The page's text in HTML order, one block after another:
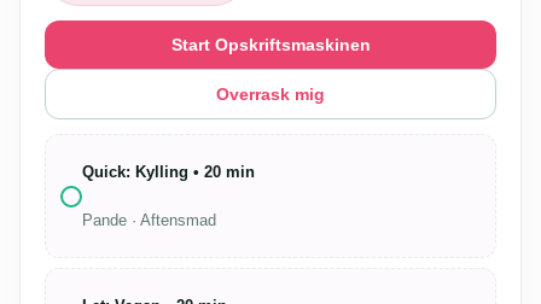
Start Opskriftsmaskinen
Overrask mig
Quick: Kylling • 20 min
Pande · Aftensmad